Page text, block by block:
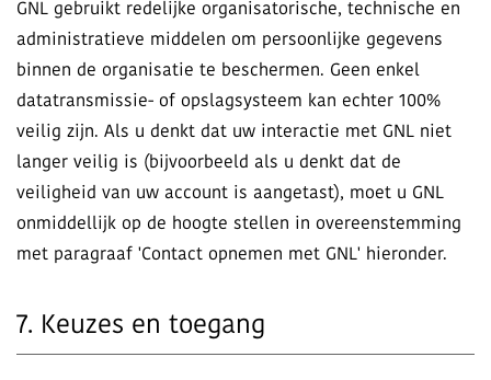
GNL gebruikt redelijke organisatorische, technische en
administratieve middelen om persoonlijke gegevens
binnen de organisatie te beschermen. Geen enkel
datatransmissie- of opslagsysteem kan echter 100%
veilig zijn. Als u denkt dat uw interactie met GNL niet
langer veilig is (bijvoorbeeld als u denkt dat de
veiligheid van uw account is aangetast), moet u GNL
onmiddellijk op de hoogte stellen in overeenstemming
met paragraaf 'Contact opnemen met GNL' hieronder.
7. Keuzes en toegang